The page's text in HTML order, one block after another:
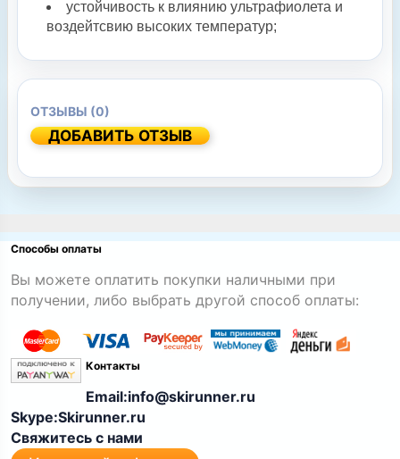
устойчивость к влиянию ультрафиолета и
воздейтсвию высоких температур;
ОТЗЫВЫ (0)
ДОБАВИТЬ ОТЗЫВ
Способы оплаты
Вы можете оплатить покупки наличными при
получении, либо выбрать другой способ оплаты:
Контакты
Email:info@skirunner.ru
Skype:Skirunner.ru
Свяжитесь с нами